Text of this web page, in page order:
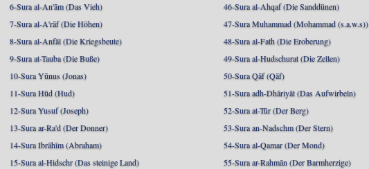
6-Sura al-An'ām (Das Vieh)
7-Sura al-A'rāf (Die Höhen)
8-Sura al-Anfāl (Die Kriegsbeute)
9-Sura at-Tauba (Die Buße)
10-Sura Yūnus (Jonas)
11-Sura Hūd (Hud)
12-Sura Yusuf (Joseph)
13-Sura ar-Ra'd (Der Donner)
14-Sura Ibrāhīm (Abraham)
15-Sura al-Hidschr (Das steinige Land)
46-Sura al-Ahqaf (Die Sanddünen)
47-Sura Muhammad (Mohammad (s.a.w.s))
48-Sura al-Fath (Die Eroberung)
49-Sura al-Hudschurat (Die Zellen)
50-Sura Qāf (Qāf)
51-Sura adh-Dhāriyāt (Das Aufwirbeln)
52-Sura at-Tūr (Der Berg)
53-Sura an-Nadschm (Der Stern)
54-Sura al-Qamar (Der Mond)
55-Sura ar-Rahmān (Der Barmherzige)